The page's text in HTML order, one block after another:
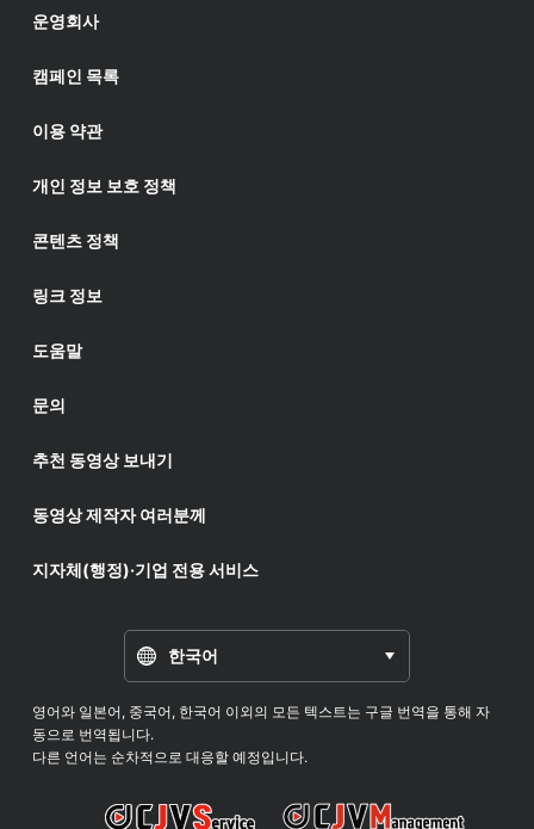
운영회사
캠페인 목록
이용 약관
개인 정보 보호 정책
콘텐츠 정책
링크 정보
도움말
문의
추천 동영상 보내기
동영상 제작자 여러분께
지자체(행정)·기업 전용 서비스
한국어
영어와 일본어, 중국어, 한국어 이외의 모든 텍스트는 구글 번역을 통해 자
동으로 번역됩니다.
다른 언어는 순차적으로 대응할 예정입니다.